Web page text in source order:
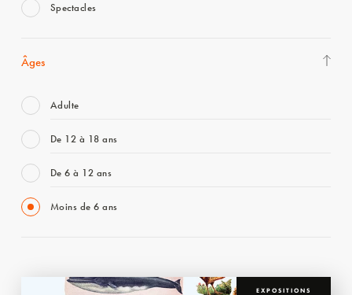
Spectacles
Âges
Adulte
De 12 à 18 ans
De 6 à 12 ans
Moins de 6 ans
EXPOSITIONS